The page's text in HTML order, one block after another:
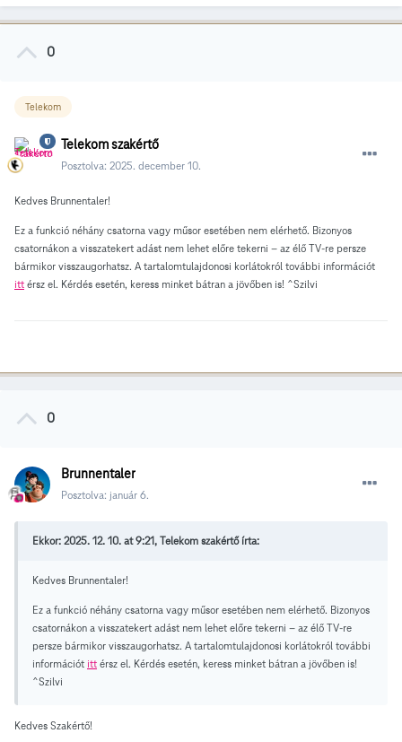
0
Telekom
Telekom szakértő
Posztolva: 2025. december 10.
Kedves Brunnentaler!
Ez a funkció néhány csatorna vagy műsor esetében nem elérhető. Bizonyos
csatornákon a visszatekert adást nem lehet előre tekerni – az élő TV-re persze
bármikor visszaugorhatsz. A tartalomtulajdonosi korlátokról további információt
itt érsz el. Kérdés esetén, keress minket bátran a jövőben is! ^Szilvi
0
Brunnentaler
Posztolva: január 6.
Ekkor: 2025. 12. 10. at 9:21, Telekom szakértő írta:
Kedves Brunnentaler!
Ez a funkció néhány csatorna vagy műsor esetében nem elérhető. Bizonyos
csatornákon a visszatekert adást nem lehet előre tekerni – az élő TV-re
persze bármikor visszaugorhatsz. A tartalomtulajdonosi korlátokról további
információt itt érsz el. Kérdés esetén, keress minket bátran a jövőben is!
^Szilvi
Kedves Szakértő!